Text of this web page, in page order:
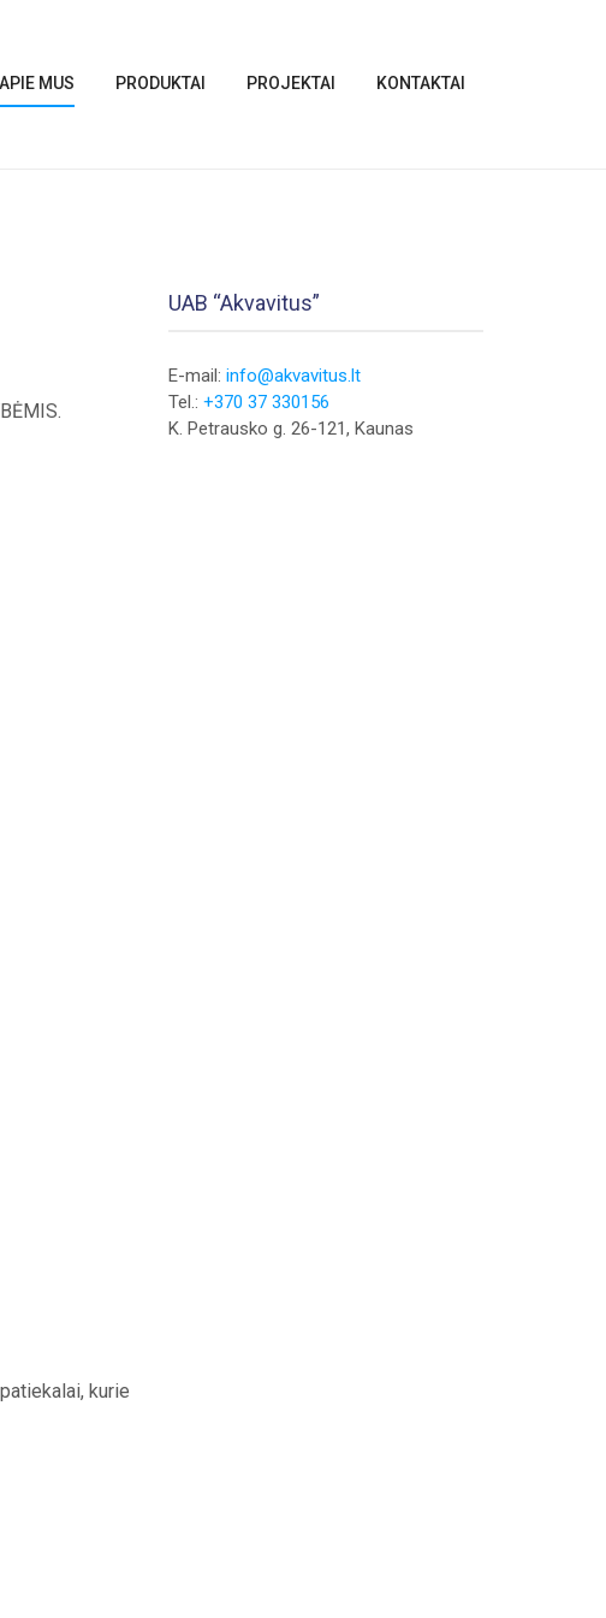
APIE MUS PRODUKTAI PROJEKTAI KONTAKTAI
kurie
UAB “Akvavitus”
E-mail: info@akvavitus.lt
Tel.: +370 37 330156
K. Petrausko g. 26-121, Kaunas